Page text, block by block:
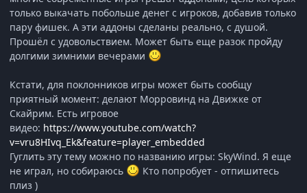
только выкачать побольше денег с игроков, добавив только
пару фишек. А эти аддоны сделаны реально, с душой.
Прошёл с удовольствием. Может быть еще разок пройду
долгими зимними вечерами
Кстати, для поклонников игры может быть сообщу
приятный момент: делают Морровинд на Движке от
Скайрим. Есть игровое
видео: https://www.youtube.com/watch?
v=vru8HIvq_Ek&feature=player_embedded
Гуглить эту тему можно по названию игры: SkyWind. Я еще
не играл, но собираюсь
Кто попробует - отпишитесь
плиз )